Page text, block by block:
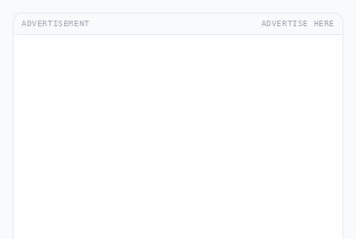
ADVERTISEMENT ADVERTISE HERE